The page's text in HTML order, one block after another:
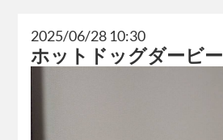
2025/06/28 10:30
ホットドッグダービー